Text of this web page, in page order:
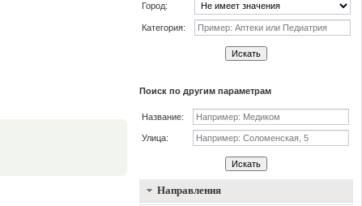
Город:
Категория:
Искать
Поиск по другим параметрам
Название:
Улица:
Искать
Направления